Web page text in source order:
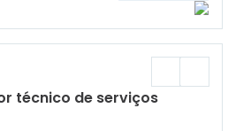
técnico de serviços